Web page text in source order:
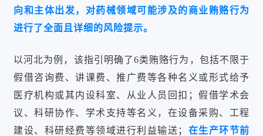
向和主体出发，对药械领域可能涉及的商业贿赂行为
进行了全面且详细的风险提示。
以河北为例，该指引明确了6类贿赂行为，包括不限于
假借咨询费、讲课费、推广费等各种名义或形式给予
医疗机构或其内设科室、从业人员回扣；假借学术会
议、科研协作、学术支持等名义，在设备采购、工程
建设、科研经费等领域进行利益输送； 在生产环节前